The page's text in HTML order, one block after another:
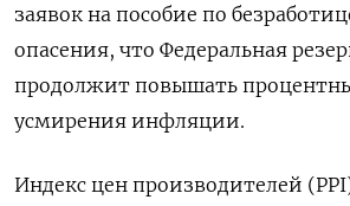
заявок на пособие по
опасения, что Федеральная
продолжит повышать
усмирения инфляции.
Индекс цен производителей